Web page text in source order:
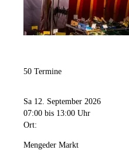
50 Termine
Sa 12. September 2026
07:00 bis 13:00 Uhr
Ort:
Mengeder Markt